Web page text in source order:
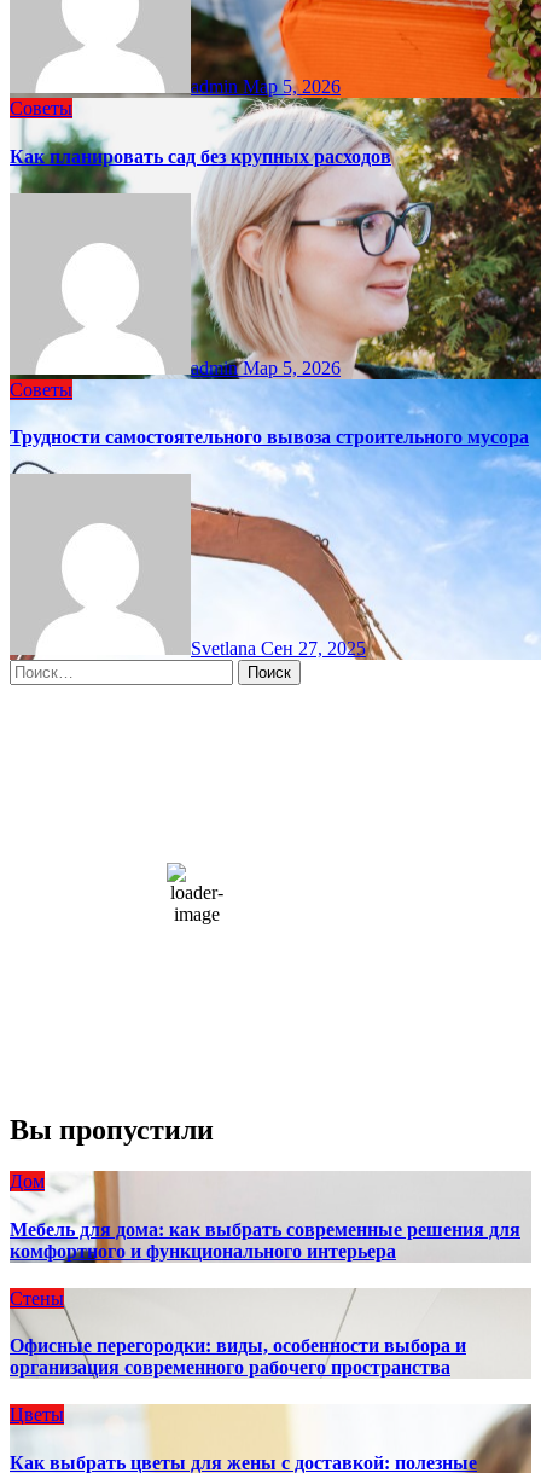
admin Мар 5, 2026
Советы
Как планировать сад без крупных расходов
adminМар 5, 2026
Советы
Трудности самостоятельного вывоза строительного мусора
Svetlana Сен 27, 2025
Найти:
66 %
1004 мб
10 mph
Вы пропустили
Дом
Мебель для дома: как выбрать современные решения для
комфортного и функционального интерьера
Стены
Офисные перегородки: виды, особенности выбора и
организация современного рабочего пространства
Цветы
Как выбрать цветы для жены с доставкой: полезные